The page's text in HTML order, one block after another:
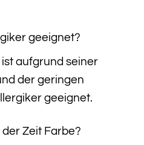
geeignet?
ist aufgrund seiner
der geringen
geeignet.
Zeit Farbe?